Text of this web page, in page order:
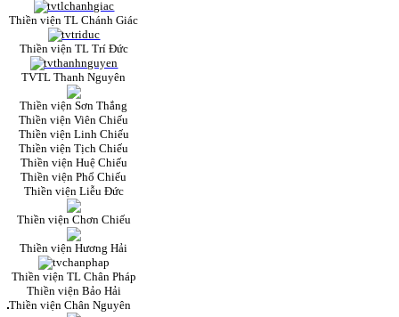
Thiền viện TL Chánh Giác
Thiền viện TL Trí Đức
TVTL Thanh Nguyên
Thiền viện Sơn Thắng
Thiền viện Viên Chiếu
Thiền viện Linh Chiếu
Thiền viện Tịch Chiếu
Thiền viện Huệ Chiếu
Thiền viện Phổ Chiếu
Thiền viện Liễu Đức
Thiền viện Chơn Chiếu
Thiền viện Hương Hải
Thiền viện TL Chân Pháp
Thiền viện Bảo Hải
Thiền viện Chân Nguyên